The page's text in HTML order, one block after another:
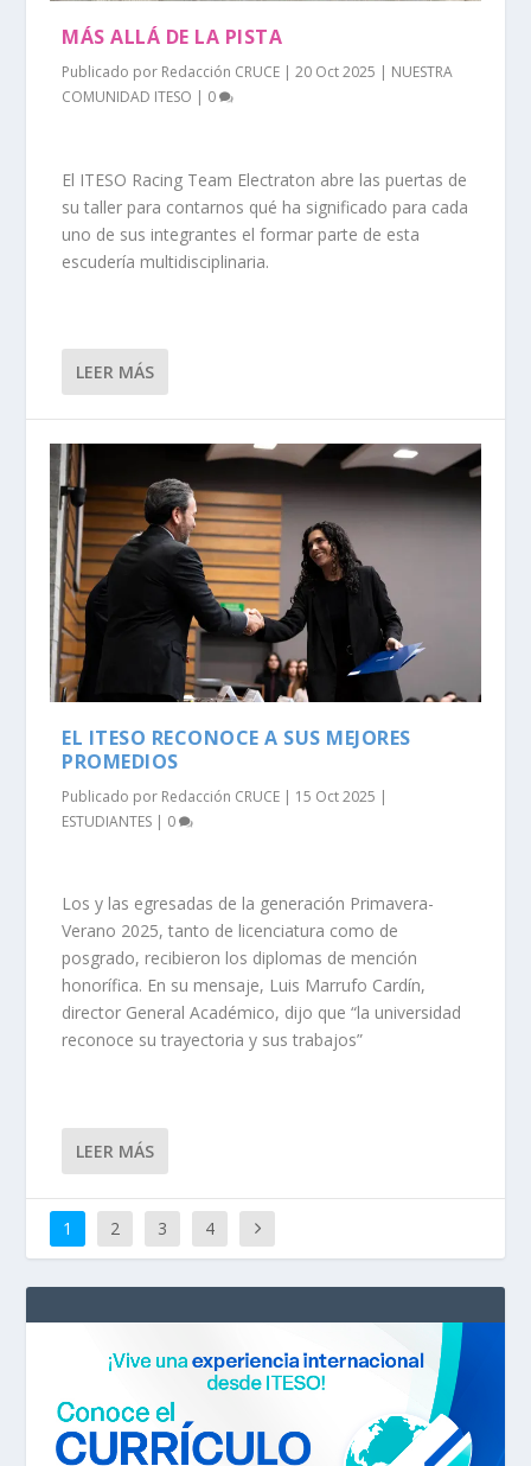
MÁS ALLÁ DE LA PISTA
Publicado por Redacción CRUCE |20 Oct 2025
NUESTRA
COMUNIDAD ITESO
0
El ITESO Racing Team Electraton abre las puertas de
su taller para contarnos qué ha significado para cada
uno de sus integrantes el formar parte de esta
escudería multidisciplinaria.
LEER MÁS
EL ITESO RECONOCE A SUS MEJORES
PROMEDIOS
Publicado por Redacción CRUCE | 15 Oct 2025 |
ESTUDIANTES | 0
Los y las egresadas de la generación Primavera-
Verano 2025, tanto de licenciatura como de
posgrado, recibieron los diplomas de mención
honorífica. En su mensaje, Luis Marrufo Cardín,
director General Académico, dijo que “la universidad
reconoce su trayectoria y sus trabajos”
LEER MÁS
1 2 3 4